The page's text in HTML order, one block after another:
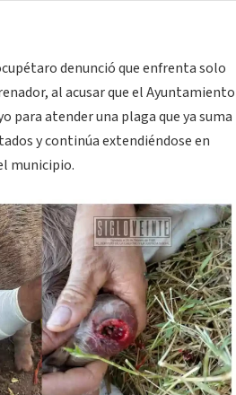
denunció que enfrenta solo
al acusar que el Ayuntamiento
para atender una plaga que ya suma
y continúa extendiéndose en
municipio.